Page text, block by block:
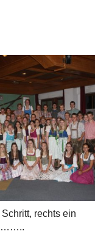
rechts ein